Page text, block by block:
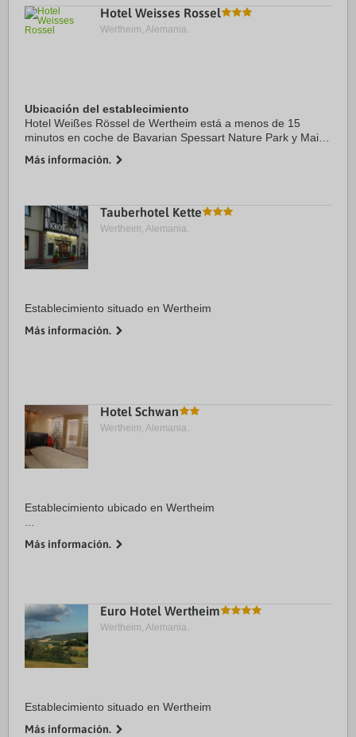
Hotel Weisses Rossel
Wertheim, Alemania.
Ubicación del establecimiento
Hotel Weißes Rössel de Wertheim está a menos de 15
minutos en coche de Bavarian Spessart Nature Park y Main
Museo Glasmuseum y a 11,1 km de Tauber ...
Más información.
Tauberhotel Kette
Wertheim, Alemania.
Establecimiento situado en Wertheim
Más información.
Hotel Schwan
Wertheim, Alemania.
Establecimiento ubicado en Wertheim
Más información.
Euro Hotel Wertheim
Wertheim, Alemania.
Establecimiento situado en Wertheim
Más información.